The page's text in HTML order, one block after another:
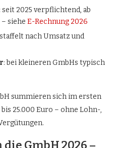
: seit 2025 verpflichtend, ab
siehe E-Rechnung 2026
nach Umsatz und
: bei kleineren GmbHs typisch
summieren sich im ersten
25.000 Euro – ohne Lohn-,
GmbH 2026 –